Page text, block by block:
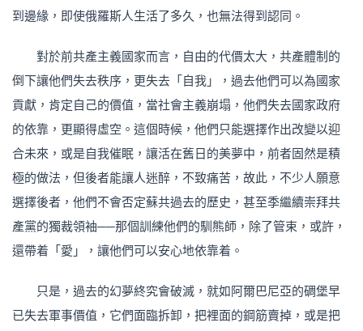
到邊緣，即使俄羅斯人生活了多久，也無法得到認同。
對於前共產主義國家而言，自由的代價太大，共產體制的
倒下讓他們失去秩序，更失去「自我」，過去他們可以為國家
貢獻，肯定自己的價值，當社會主義崩塌，他們失去國家政府
的依靠，更顯得虛空。這個時候，他們只能選擇作出改變以迎
合未來，或是自我催眠，讓活在舊日的美夢中，前者固然是積
極的做法，但後者能讓人迷醉，不致痛苦，故此，不少人願意
選擇後者，他們不會否定蘇共過去的歷史，甚至季繼續崇拜共
產黨的獨裁領袖──那個訓練他們的馴熊師，除了管束，或許，
還帶着「愛」，讓他們可以安心地依靠着。
只是，過去的幻夢終究會破滅，就如阿爾巴尼亞的碉堡早
已失去軍事價值，它們面臨拆卸，把裡面的鋼筋賣掉，或是把